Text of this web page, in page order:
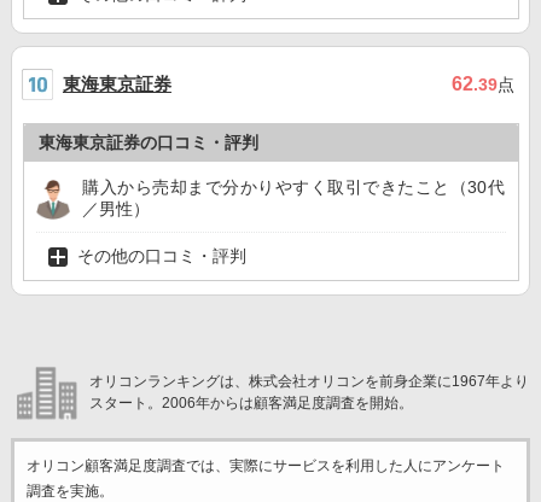
東海東京証券 62.39点
東海東京証券の口コミ・評判
購入から売却まで分かりやすく取引できたこと（30代
／男性）
その他の口コミ・評判
オリコンランキングは、株式会社オリコンを前身企業に1967年より
スタート。2006年からは顧客満足度調査を開始。
オリコン顧客満足度調査では、実際にサービスを利用した 人にアンケート
調査を実施。